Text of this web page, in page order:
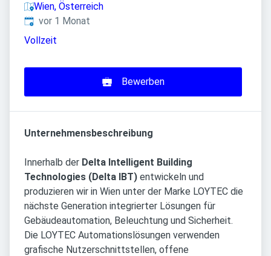
Wien, Österreich
Veröffentlicht:
vor 1 Monat
Vollzeit
Bewerben
Unternehmensbeschreibung
Innerhalb der Delta Intelligent Building
Technologies (Delta IBT) entwickeln und
produzieren wir in Wien unter der Marke LOYTEC die
nächste Generation integrierter Lösungen für
Gebäudeautomation, Beleuchtung und Sicherheit.
Die LOYTEC Automationslösungen verwenden
grafische Nutzerschnittstellen, offene